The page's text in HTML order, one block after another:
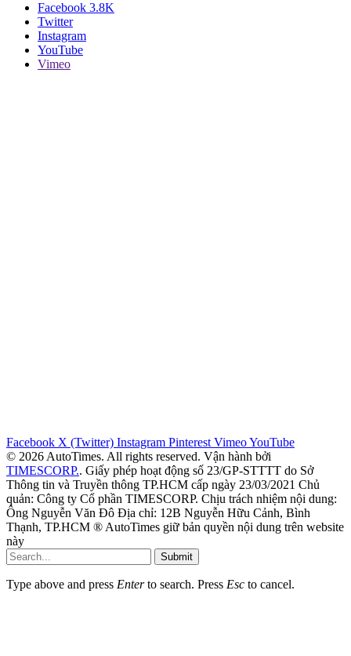
Facebook 3.8K
Twitter
Instagram
YouTube
Vimeo
Facebook X (Twitter) Instagram Pinterest VimeoYouTube
© 2026 AutoTimes. All rights reserved. Vận hành bởi
TIMESCORP.. Giấy phép hoạt động số 23/GP-STTTT do Sở
Thông tin và Truyền thông TP.HCM cấp ngày 23/03/2021 Chủ
quản: Công ty Cổ phần TIMESCORP. Chịu trách nhiệm nội dung:
Ông Nguyễn Văn Đô Địa chỉ: 12B Nguyễn Hữu Cảnh, Bình
Thạnh, TP.HCM ® AutoTimes giữ bản quyền nội dung trên website
này
Submit
Type above and press Enterto search. Press Esc to cancel.